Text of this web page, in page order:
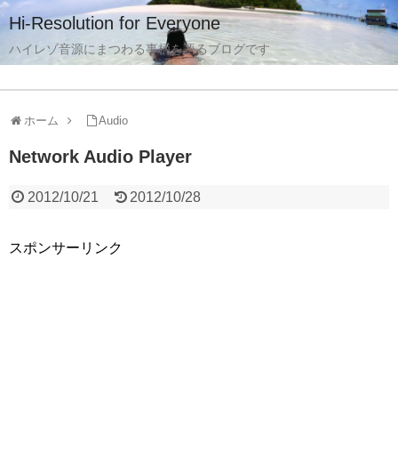
Hi-Resolution for Everyone
ハイレゾ音源にまつわる事柄を語るブログです
ホーム Audio
Network Audio Player
2012/10/21 2012/10/28
スポンサーリンク